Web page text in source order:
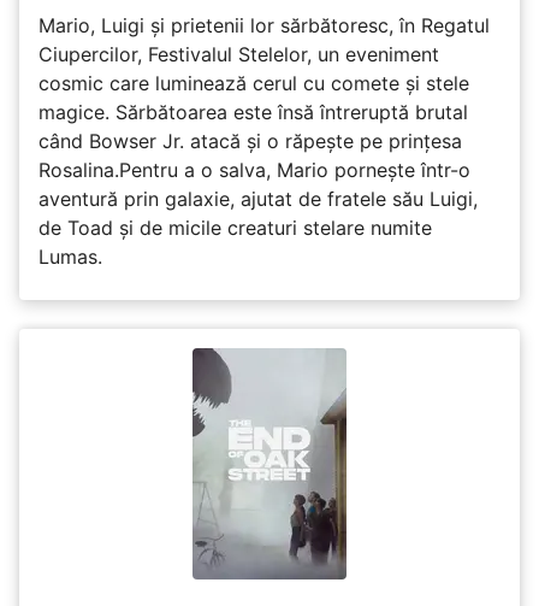
Mario, Luigi și prietenii lor sărbătoresc, în Regatul
Ciupercilor, Festivalul Stelelor, un eveniment
cosmic care luminează cerul cu comete și stele
magice. Sărbătoarea este însă întreruptă brutal
când Bowser Jr. atacă și o răpește pe prinţesa
Rosalina.Pentru a o salva, Mario pornește într-o
aventură prin galaxie, ajutat de fratele său Luigi,
de Toad și de micile creaturi stelare numite
Lumas.